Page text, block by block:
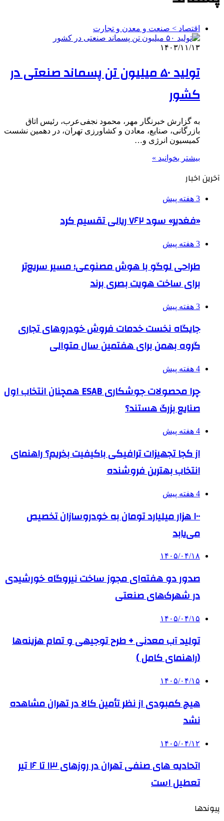
اقتصاد > صنعت و معدن و تجارت
۱۴۰۳/۱۱/۱۳
تولید ۵۰ میلیون تن پسماند صنعتی در
کشور
به گزارش خبرنگار مهر، محمود نجفی‌عرب، رئیس اتاق
بازرگانی، صنایع، معادن و کشاورزی تهران، در دهمین نشست
کمیسیون انرژی و…
بیشتر بخوانید »
آخرین اخبار
3 هفته پیش
«فغدیر» سود ۷۶۲ ریالی تقسیم کرد
3 هفته پیش
طراحی لوگو با هوش مصنوعی؛ مسیر سریع‌تر
برای ساخت هویت بصری برند
3 هفته پیش
جایگاه نخست خدمات فروش خودروهای تجاری
گروه بهمن برای هفتمین سال متوالی
4 هفته پیش
چرا محصولات جوشکاری ESAB همچنان انتخاب اول
صنایع بزرگ هستند؟
4 هفته پیش
از کجا تجهیزات ترافیکی باکیفیت بخریم؟ راهنمای
انتخاب بهترین فروشنده
4 هفته پیش
۱۰۰ هزار میلیارد تومان به خودروسازان تخصیص
می‌یابد
۱۴۰۵/۰۴/۱۸
صدور دو هفته‌ای مجوز ساخت نیروگاه خورشیدی
در شهرک‌های صنعتی
۱۴۰۵/۰۴/۱۵
تولید آب معدنی + طرح توجیهی و تمام هزینه‌ها
(راهنمای کامل )
۱۴۰۵/۰۴/۱۵
هیچ کمبودی از نظر تأمین کالا در تهران مشاهده
نشد
۱۴۰۵/۰۴/۱۲
اتحادیه های صنفی تهران در روزهای ۱۳ تا ۱۶ تیر
تعطیل است
پیوندها